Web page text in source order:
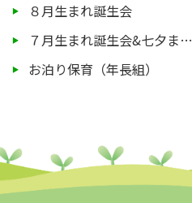
８月生まれ誕生会
７月生まれ誕生会&七夕ま…
お泊り保育（年長組）